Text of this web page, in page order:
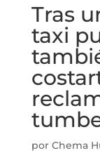
Tras
taxi
por Chema